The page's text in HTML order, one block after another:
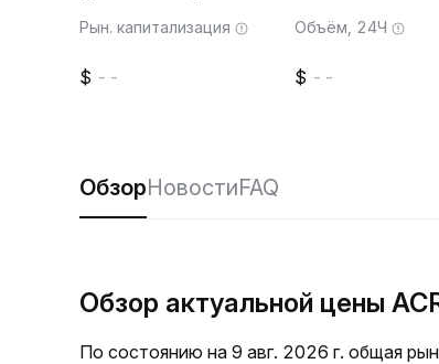
Рын. капитализация
--
Объём, 24Ч
--
ОбзорНовостиFAQ
Обзор актуальной цены
По состоянию на 9 авг. 2026 г. общая